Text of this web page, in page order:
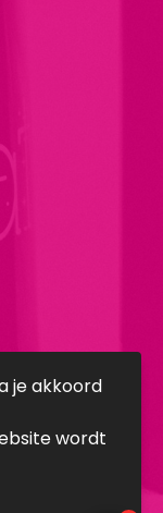
je akkoord
wordt